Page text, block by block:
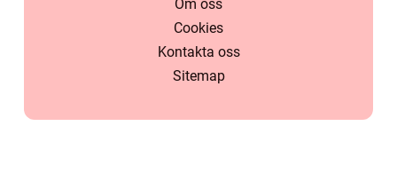
Om oss
Cookies
Kontakta oss
Sitemap